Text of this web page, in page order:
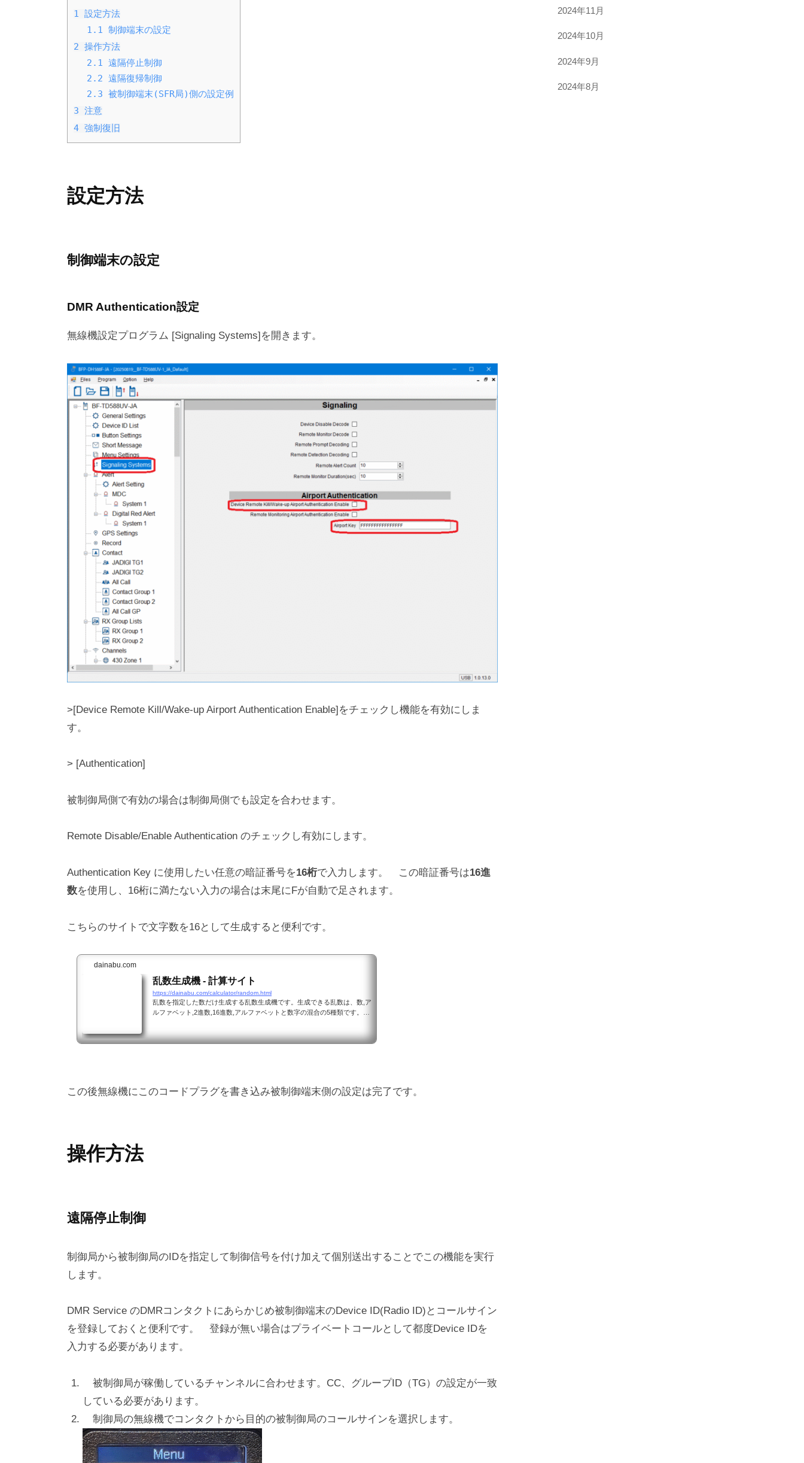
1
設定方法
1.1
制御端末の設定
2 操作方法
2.1
遠隔停止制御
2.2 遠隔復帰制御
2.3 被制御端末(SFR局)側の設定例
3 注意
4 強制復旧
設定方法
制御端末の設定
DMR Authentication設定
無線機設定プログラム [Signaling Systems]を開きます。
>[Device Remote Kill/Wake-up Airport Authentication Enable]をチェックし機能を有効にしま
す。
> [Authentication]
被制御局側で有効の場合は制御局側でも設定を合わせます。
Remote Disable/Enable Authentication のチェックし有効にします。
Authentication Key に使用したい任意の暗証番号を16桁で入力します。 この暗証番号は16進
数を使用し、16桁に満たない入力の場合は末尾にFが自動で足されます。
こちらのサイトで文字数を16として生成すると便利です。
dainabu.com
乱数生成機 - 計算サイト
https://dainabu.com/calculator/random.html
乱数を指定した数だけ生成する乱数生成機です。生成できる乱数は、数,ア
ルファベット,2進数,16進数,アルファベットと数字の混合の5種類です。数
この後無線機にこのコードプラグを書き込み被制御端末側の設定は完了です。
操作方法
遠隔停止制御
制御局から被制御局のIDを指定して制御信号を付け加えて個別送出することでこの機能を実行
します。
DMR Service のDMRコンタクトにあらかじめ被制御端末のDevice ID(Radio ID)とコールサイン
を登録しておくと便利です。 登録が無い場合はプライベートコールとして都度Device IDを
入力する必要があります。
被制御局が稼働しているチャンネルに合わせます。CC、グループID（TG）の設定が一致
している必要があります。
制御局の無線機でコンタクトから目的の被制御局のコールサインを選択します。
2024年11月
2024年10月
2024年9月
2024年8月